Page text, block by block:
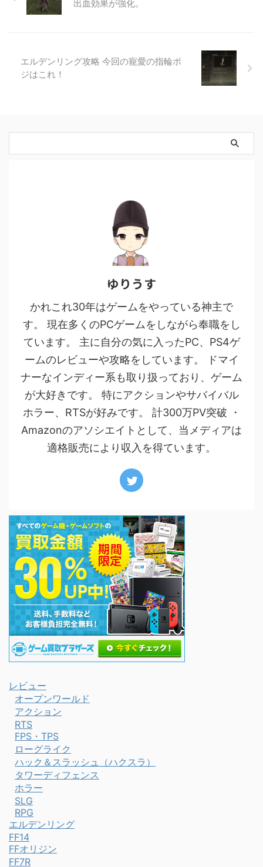
出血効果が強化。
エルデンリング攻略 今回の寵愛の指輪ポ
ジはこれ！
ゆりうす
かれこれ30年はゲームをやっている神主で
す。 現在多くのPCゲームをしながら奉職をし
ています。 主に自分の気に入ったPC、PS4ゲ
ームのレビューや攻略をしています。 ドマイ
ナーなインディー系も取り扱っており、ゲーム
が大好きです。 特にアクションやサバイバル
ホラー、RTSが好みです。 計300万PV突破 ・
Amazonのアソシエイトとして、当メディアは
適格販売により収入を得ています。
レビュー
オープンワールド
アクション
RTS
FPS・TPS
ローグライク
ハック＆スラッシュ（ハクスラ）
タワーディフェンス
ホラー
SLG
RPG
エルデンリング
FF14
FFオリジン
FF7R